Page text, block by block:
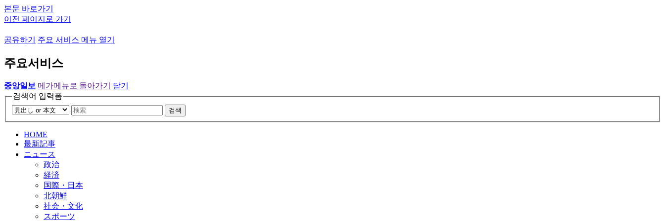
본문 바로가기
이전 페이지로 가기
공유하기 주요 서비스 메뉴 열기
주요서비스
중앙일보 메가메뉴로 돌아가기
닫기
검색어 입력폼
검색
HOME
最新記事
ニュース
政治
経済
国際・日本
北朝鮮
社会・文化
スポーツ